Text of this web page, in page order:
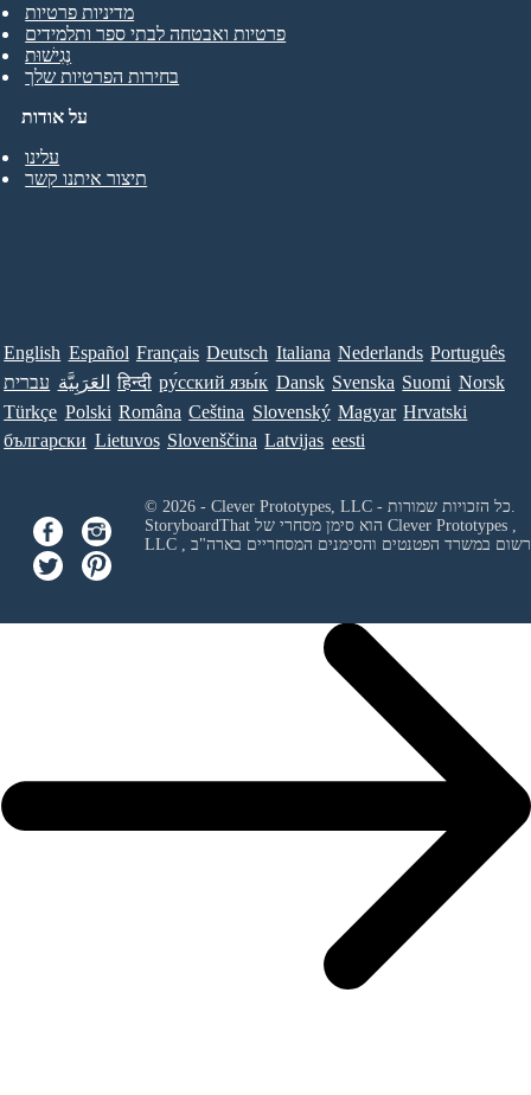
על אודות
עלינו
תיצור איתנו קשר
מדיניות פרטיות
פרטיות ואבטחה לבתי ספר ותלמידים
נְגִישׁוּת
בחירות הפרטיות שלך
English Español Français Deutsch Italiana Nederlands Português
עברית العَرَبِيَّة हिन्दी ру́сский язы́к Dansk Svenska Suomi Norsk
Türkçe Polski Româna Ceština Slovenský Magyar Hrvatski
български Lietuvos Slovenščina Latvijas eesti
© 2026 - Clever Prototypes, LLC - כל הזכויות שמורות.
Clever Prototypes ,
LLC
ורשום במשרד הפטנטים והסימנים המסחריים בארה"ב